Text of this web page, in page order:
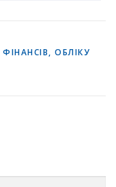
ОБЛІКУ